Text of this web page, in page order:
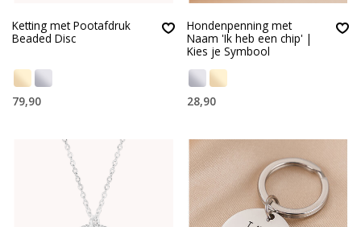
Ketting met Pootafdruk
Beaded Disc
79,90
Hondenpenning met
Naam 'Ik heb een chip' |
Kies je Symbool
28,90